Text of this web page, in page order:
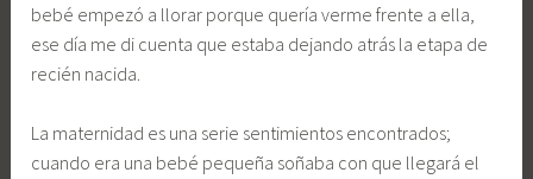
bebé empezó a llorar porque quería verme frente a ella,
ese día me di cuenta que estaba dejando atrás la etapa de
recién nacida.
La maternidad es una serie sentimientos encontrados;
cuando era una bebé pequeña soñaba con que llegará el